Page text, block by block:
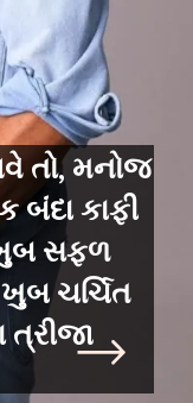
તો, મનોજ
કાફી
ખુબ સફળ
ચર્ચિત